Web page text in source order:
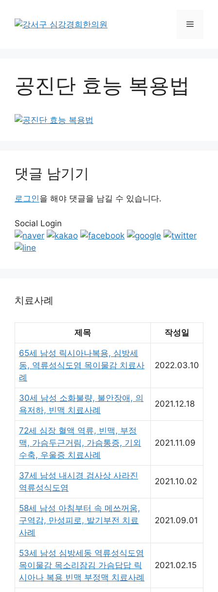
메
공진단 효능 복용법
댓글 남기기
로그인을 해야 댓글을 남길 수 있습니다.
Social Login
치료사례
제목 작성일
65세 남성 릭시아나복용, 심방세
동, 역류성식도염 목이물감 치료사
례
2022.03.10
30세 남성 소화불량, 불안장애, 의
욕저하, 빈맥 치료사례
2021.12.18
72세 심장 혈액 역류, 빈맥, 부정
맥, 가슴두근거림, 가슴통증, 기외
수축, 우울증 치료사례
2021.11.09
37세 남성 내시경 검사상 사라진
역류성식도염
2021.10.02
58세 남성 아침부터 속 메쓰꺼움,
구역감, 만성피로, 발기부전 치료
사례
2021.09.01
53세 남성 심방세동 역류성식도염
목이물감 목소리잠김 가슴답답 릭
시아나 복용 빈맥 부정맥 치료사례
2021.02.15